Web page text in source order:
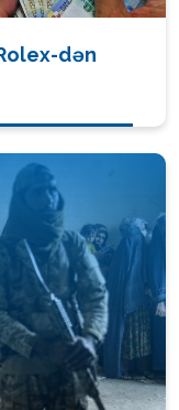
dən